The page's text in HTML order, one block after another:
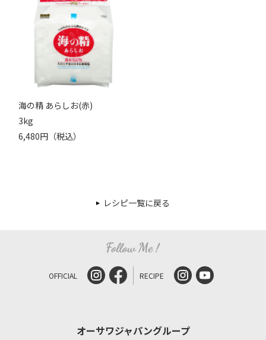
海の精 あらしお(赤)
3kg
6,480円（税込）
レシピ一覧に戻る
OFFICIAL RECIPE
オーサワジャパングループ